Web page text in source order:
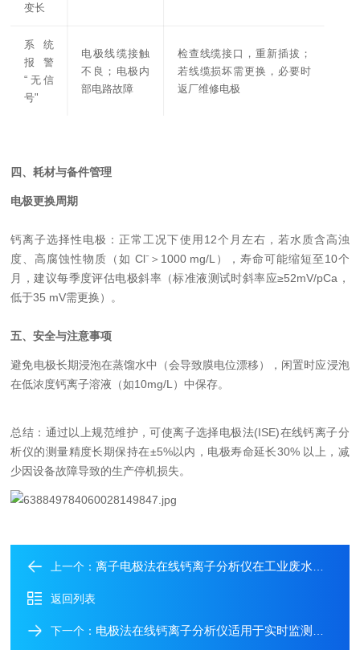
变长
系统
报警
“无信
号"
电极线缆接触
不良；电极内
部电路故障
检查线缆接口，重新插拔；
若线缆损坏需更换，必要时
返厂维修电极
四、耗材与备件管理
电极更换周期
钙离子选择性电极：正常工况下使用12个月左右，若水质含高浊
度、高腐蚀性物质（如 Cl⁻＞1000 mg/L），寿命可能缩短至10个
月，建议每季度评估电极斜率（标准液测试时斜率应≥52mV/pCa，
低于35 mV需更换）。
五、安全与注意事项
避免电极长期浸泡在蒸馏水中（会导致膜电位漂移），闲置时应浸泡
在低浓度钙离子溶液（如10mg/L）中保存。
总结：通过以上规范维护，可使离子选择电极法(ISE)在线钙离子分
析仪的测量精度长期保持在±5%以内，电极寿命延长30% 以上，减
少因设备故障导致的生产停机损失。
上一个：离子电极法在线钙离子分析仪在工业废水中的应用介绍
返回列表
下一个： 电极法在线钙离子分析仪适用于实时监测工业循环冷却水